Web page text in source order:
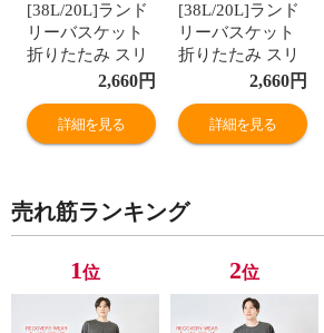
[38L/20L]ランド
リーバスケット
折りたたみ スリ
ム 大容量 コンパ
クト おしゃれ 洗
濯かご 洗濯カゴ
持ち手 持ち手付
収納 洗濯 かご
カゴ ランドリー
物入れ 洗面所 買
い物かご 収納バ
スケット 折り畳
2,660円
詳細を見る
[38L/20L]ランド
リーバスケット
折りたたみ スリ
ム 大容量 コンパ
クト おしゃれ 洗
濯かご 洗濯カゴ
持ち手 持ち手付
収納 洗濯 かご
カゴ ランドリー
物入れ 洗面所 買
い物かご 収納バ
スケット 折り畳
2,660円
詳細を見る
売れ筋ランキング
1位 2位